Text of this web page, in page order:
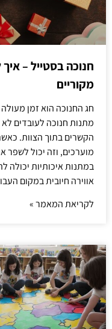
חנוכה בסטייל –
מקוריים
חג החנוכה הוא זמן
מתנות חנוכה לעובדים
הקשרים בתוך הצוות.
מוערכים, וזה יכול
במתנות איכותיות יכולה
אווירה חיובית במקום
לקריאת המאמר »